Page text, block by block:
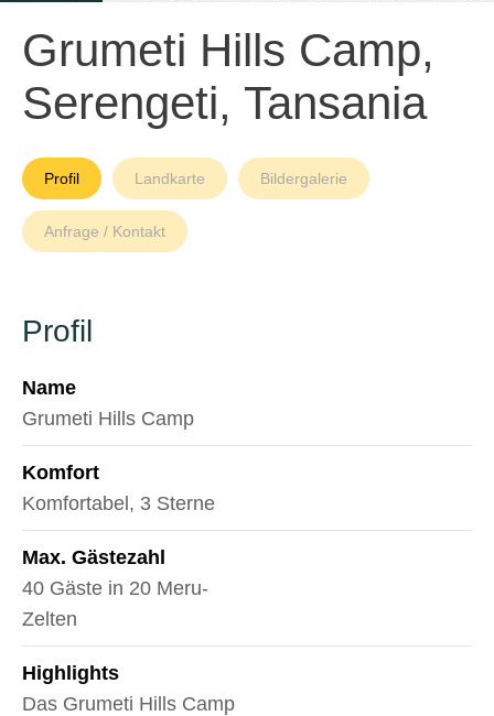
Grumeti Hills Camp,
Serengeti, Tansania
Profil Landkarte Bildergalerie
Anfrage / Kontakt
Profil
Name
Grumeti Hills Camp
Komfort
Komfortabel, 3 Sterne
Max. Gästezahl
40 Gäste in 20 Meru-
Zelten
Highlights
Das Grumeti Hills Camp